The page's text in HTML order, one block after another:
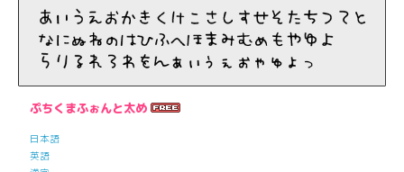
ぷちくまふぉんと太め
日本語
英語